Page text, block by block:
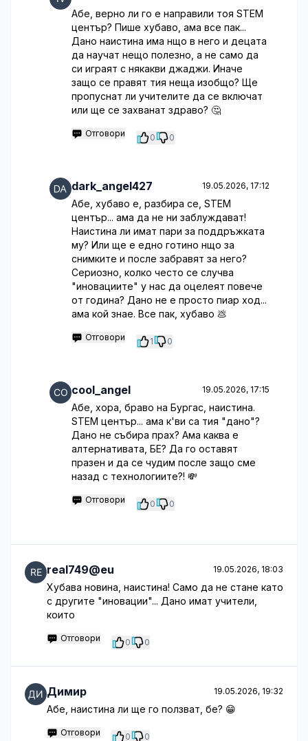
Абе, верно ли го е направили тоя STEM
център? Пише хубаво, ама все пак...
Дано наистина има нщо в него и децата
да научат нещо полезно, а не само да
си играят с някакви джаджи. Иначе
защо се правят тия неща изобщо? Ще
пропуснат ли учителите да се включат
или ще се захванат здраво? 🤔
Отговори 0 0
dark_angel427 19.05.2026, 17:12
Абе, хубаво е, разбира се, STEM
център... ама да не ни заблуждават!
Наистина ли имат пари за поддръжката
му? Или ще е едно готино нщо за
снимките и после забравят за него?
Сериозно, колко често се случва
"иновациите" у нас да оцелеят повече
от година? Дано не е просто пиар ход...
ама кой знае. Все пак, хубаво 💩
Отговори 1 0
cool_angel 19.05.2026, 17:15
Абе, хора, браво на Бургас, наистина.
STEM център... ама к'ви са тия "дано"?
Дано не събира прах? Ама каква е
алтернативата, БЕ? Да го оставят
празен и да се чудим после защо сме
назад с технологиите?! 💸
Отговори 0 0
real749@eu 19.05.2026, 18:03
Хубава новина, наистина! Само да не стане като
с другите "иновации"... Дано имат учители,
които
Отговори 0 0
Димир 19.05.2026, 19:32
Абе, наистина ли ще го ползват, бе? 😁
Отговори 0 0